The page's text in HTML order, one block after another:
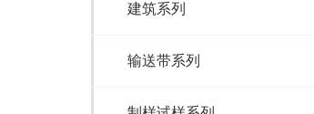
建筑系列
输送带系列